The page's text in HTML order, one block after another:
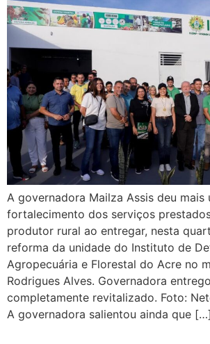
A governadora Mailza Assis deu mais
fortalecimento dos serviços
produtor rural ao entregar, nesta
reforma da unidade do Instituto de
Agropecuária e Florestal do Acre no
Rodrigues Alves. Governadora
completamente revitalizado. Foto:
A governadora salientou ainda que […]